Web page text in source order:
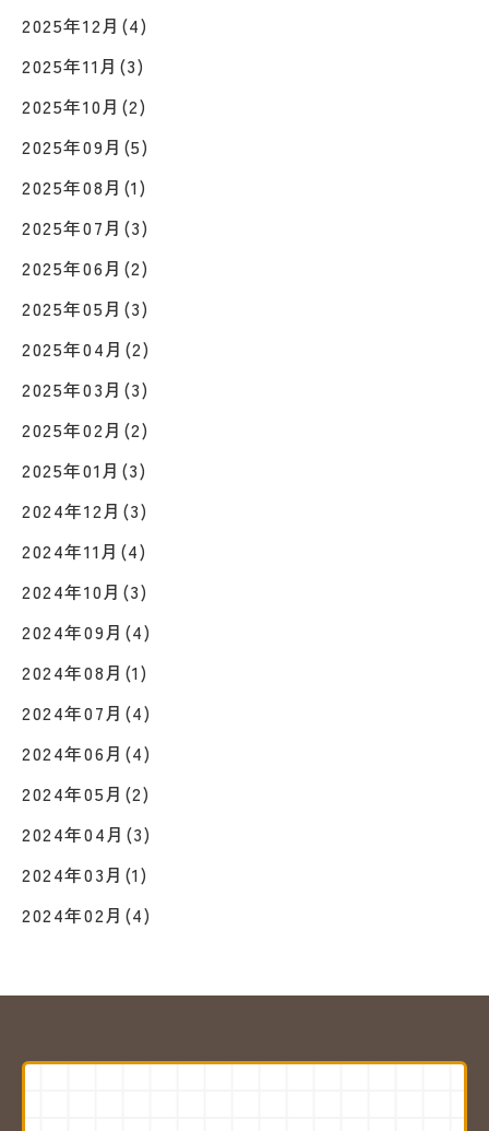
2025年12月(4)
2025年11月(3)
2025年10月(2)
2025年09月(5)
2025年08月(1)
2025年07月(3)
2025年06月(2)
2025年05月(3)
2025年04月(2)
2025年03月(3)
2025年02月(2)
2025年01月(3)
2024年12月(3)
2024年11月(4)
2024年10月(3)
2024年09月(4)
2024年08月(1)
2024年07月(4)
2024年06月(4)
2024年05月(2)
2024年04月(3)
2024年03月(1)
2024年02月(4)